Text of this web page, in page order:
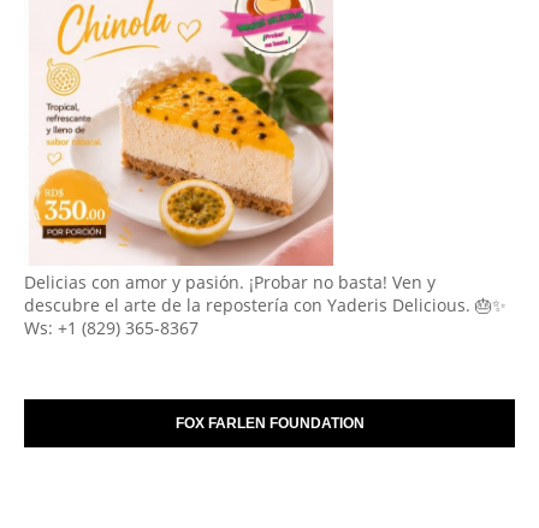
Delicias con amor y pasión. ¡Probar no basta! Ven y
descubre el arte de la repostería con Yaderis Delicious. 🎂✨
Ws: +1 (829) 365-8367
FOX FARLEN FOUNDATION